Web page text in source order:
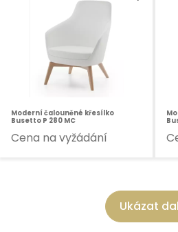
Moderní čalouněné křesílko
Busetto P 280 MC
Cena na vyžádání
Ukázat